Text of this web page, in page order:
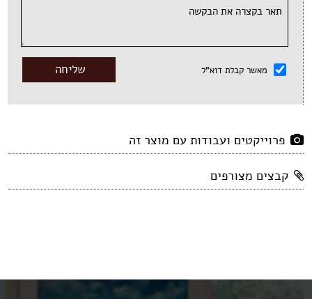
מאשר קבלת דוא"ל
פרוייקטים ועבודות עם מוצר זה
קבצים מצורפים